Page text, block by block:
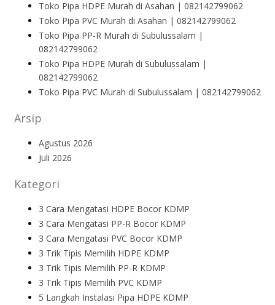
Toko Pipa HDPE Murah di Asahan | 082142799062
Toko Pipa PVC Murah di Asahan | 082142799062
Toko Pipa PP-R Murah di Subulussalam |
082142799062
Toko Pipa HDPE Murah di Subulussalam |
082142799062
Toko Pipa PVC Murah di Subulussalam | 082142799062
Arsip
Agustus 2026
Juli 2026
Kategori
3 Cara Mengatasi HDPE Bocor KDMP
3 Cara Mengatasi PP-R Bocor KDMP
3 Cara Mengatasi PVC Bocor KDMP
3 Trik Tipis Memilih HDPE KDMP
3 Trik Tipis Memilih PP-R KDMP
3 Trik Tipis Memilih PVC KDMP
5 Langkah Instalasi Pipa HDPE KDMP